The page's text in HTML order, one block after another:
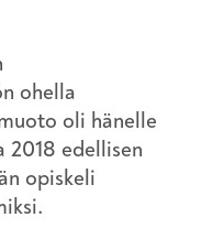
ohella
oli hänelle
2018 edellisen
opiskeli